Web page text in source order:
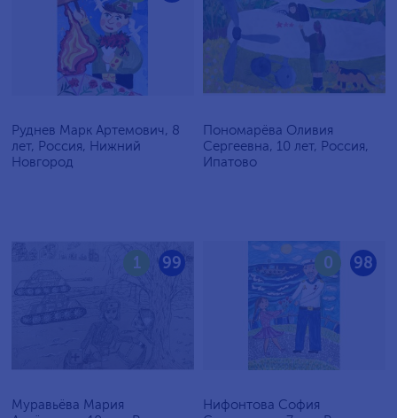
Руднев Марк Артемович, 8
лет, Россия, Нижний
Новгород
Пономарёва Оливия
Сергеевна, 10 лет, Россия,
Ипатово
99
1
Муравьёва Мария
98
0
Нифонтова София